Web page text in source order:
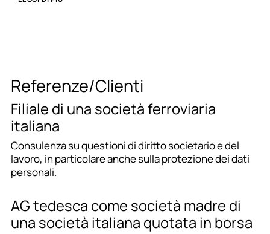
Referenze/Clienti
Filiale di una società ferroviaria
italiana
Consulenza su questioni di diritto societario e del
lavoro, in particolare anche sulla protezione dei dati
personali.
AG tedesca come società madre di
una società italiana quotata in borsa